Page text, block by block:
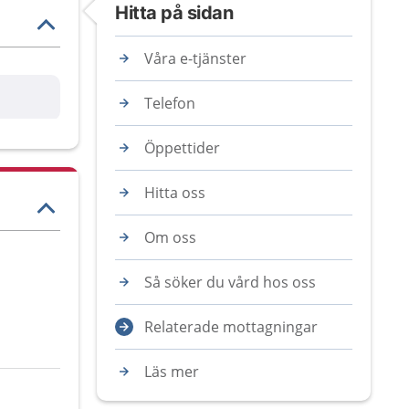
Hitta på sidan
Våra e-tjänster
Telefon
Öppettider
Hitta oss
Om oss
Så söker du vård hos oss
Relaterade mottagningar
Läs mer